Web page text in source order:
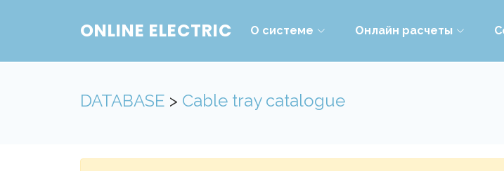
ONLINE ELECTRIC О системе Онлайн расчеты
DATABASE > Cable tray catalogue